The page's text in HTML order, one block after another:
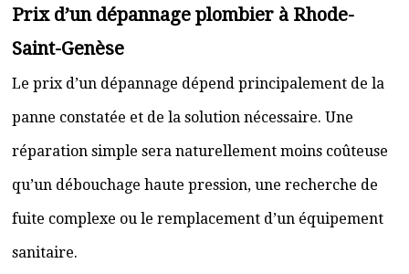
Prix d’un dépannage plombier à Rhode-
Saint-Genèse
Le prix d’un dépannage dépend principalement de la
panne constatée et de la solution nécessaire. Une
réparation simple sera naturellement moins coûteuse
qu’un débouchage haute pression, une recherche de
fuite complexe ou le remplacement d’un équipement
sanitaire.